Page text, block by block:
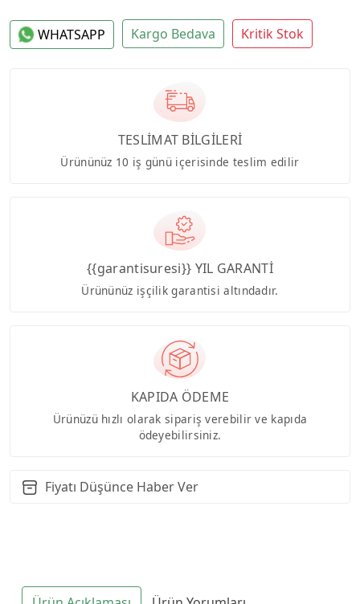
WHATSAPP Kargo Bedava Kritik Stok
TESLİMAT BİLGİLERİ
Ürününüz 10 iş günü içerisinde teslim edilir
{{garantisuresi}} YIL GARANTİ
Ürününüz işçilik garantisi altındadır.
KAPIDA ÖDEME
Ürünüzü hızlı olarak sipariş verebilir ve kapıda
ödeyebilirsiniz.
Fiyatı Düşünce Haber Ver